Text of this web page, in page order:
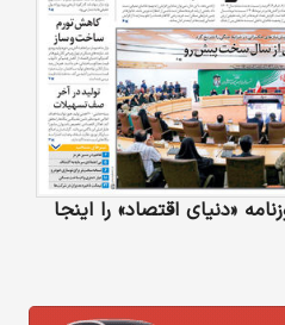
«دنیای‌ اقتصاد» را اینجا